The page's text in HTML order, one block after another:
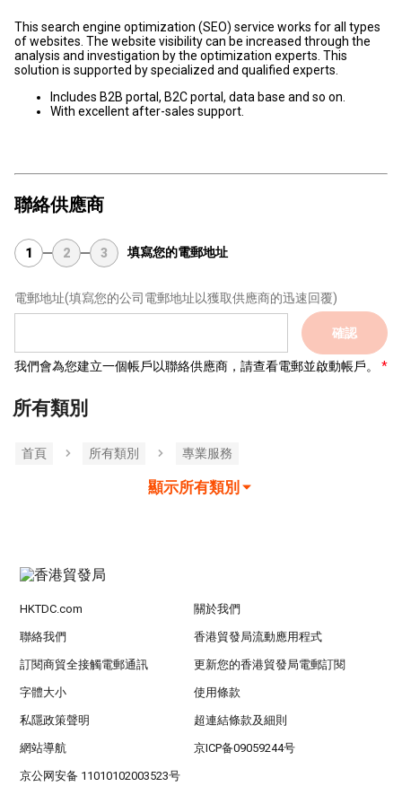
This search engine optimization (SEO) service works for all types
of websites. The website visibility can be increased through the
analysis and investigation by the optimization experts. This
solution is supported by specialized and qualified experts.
Includes B2B portal, B2C portal, data base and so on.
With excellent after-sales support.
聯絡供應商
1 2 3 填寫您的電郵地址
電郵地址(填寫您的公司電郵地址以獲取供應商的迅速回覆)
確認
我們會為您建立一個帳戶以聯絡供應商，請查看電郵並啟動帳戶。
所有類別
首頁 所有類別 專業服務
顯示所有類別
HKTDC.com 關於我們
聯絡我們 香港貿發局流動應用程式
訂閱商貿全接觸電郵通訊 更新您的香港貿發局電郵訂閱
字體大小 使用條款
私隱政策聲明 超連結條款及細則
網站導航 京ICP备09059244号
京公网安备 11010102003523号